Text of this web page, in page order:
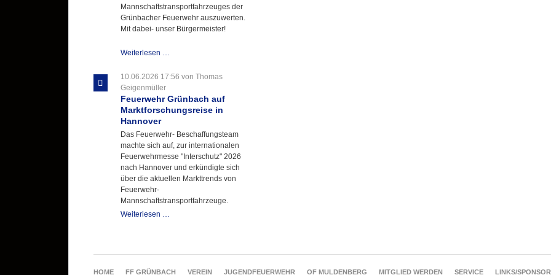
Mannschaftstransportfahrzeuges der
Grünbacher Feuerwehr auszuwerten.
Mit dabei- unser Bürgermeister!
Weiterlesen …
Informationen
Hannover
aus
10.06.2026 17:56 von Thomas
Geigenmüller
Feuerwehr Grünbach auf
Marktforschungsreise in
Hannover
Das Feuerwehr- Beschaffungsteam
machte sich auf, zur internationalen
Feuerwehrmesse "Interschutz" 2026
nach Hannover und erkündigte sich
über die aktuellen Markttrends von
Feuerwehr-
Mannschaftstransportfahrzeuge.
Weiterlesen …
in
Hannover
NAVIGATION
HOME FF GRÜNBACH VEREIN JUGENDFEUERWEHR OF MULDENBERG MITGLIED WERDEN SERVICE LINKS/